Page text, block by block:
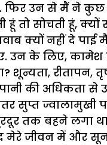
फिर उन से मैं ने कुछ
तो सोचती हूं,
क्यों नहीं दे पाई
उन के लिए,
शून्यता, रीतापन,
की अधिकता से
सुप्त
तक बहने लगा
मेरे जीवन में और